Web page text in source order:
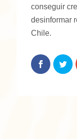
conseguir
desinformar
Chile.